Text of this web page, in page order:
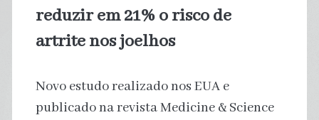
reduzir em 21% o risco de
artrite nos joelhos
Novo estudo realizado nos EUA e
publicado na revista Medicine & Science